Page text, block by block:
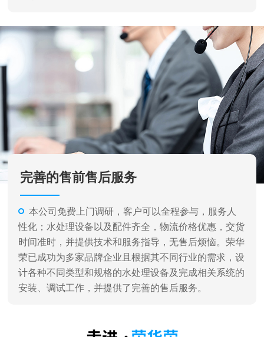
完善的售前售后服务
本公司免费上门调研，客户可以全程参与，服务人
性化；水处理设备以及配件齐全，物流价格优惠，交货
时间准时，并提供技术和服务指导，无售后烦恼。荣华
荣已成功为多家品牌企业且根据其不同行业的需求，设
计各种不同类型和规格的水处理设备及完成相关系统的
安装、调试工作，并提供了完善的售后服务。